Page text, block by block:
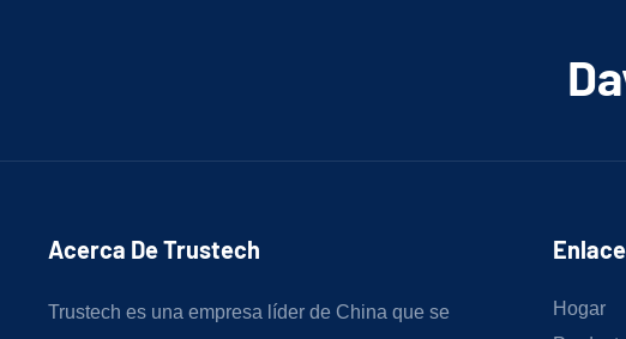
Acerca De Trustech
Trustech es una empresa líder de China que se
Hogar